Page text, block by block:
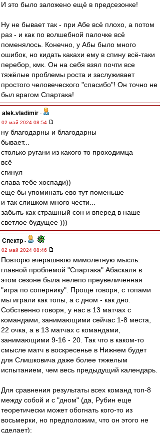
И это было заложено ещё в предсезонке!
Ну не бывает так - при Абе всё плохо, а потом
раз - и как по волшебной палочке всё
поменялось. Конечно, у Абы было много
ошибок, но кидать какахи ему в спину всё-таки
перебор, кмк. Он на себя взял почти все
тяжёлые проблемы роста и заслуживает
простого человеческого "спасибо"! Он точно не
был врагом Спартака!
alek.vladimir -
02 май 2024 08:54
ну благодарны и благодарны
бывает...
столько ругани из какого то проходимца
всё
сгинул
слава тебе хоспади))
еще бы упоминать ево тут поменьше
и так слишком много чести...
забыть как страшный сон и вперед в наше
светлое будущее )))
Спектр -
02 май 2024 08:46
Повторю вчерашнюю мимолетную мысль:
главной проблемой "Спартака" Абаскаля в
этом сезоне была нелепо преувеличенная
"игра по сопернику". Проще говоря, с топами
мы играли как топы, а с дном - как дно.
Собственно говоря, у нас в 13 матчах с
командами, занимающими сейчас 1-8 места,
22 очка, а в 13 матчах с командами,
занимающими 9-16 - 20. Так что в каком-то
смысле матч в воскресенье в Нижнем будет
для Слишковича даже более тяжелым
испытанием, чем весь предыдущий календарь.
Для сравнения результаты всех команд топ-8
между собой и с "дном" (да, Рубин еще
теоретически может обогнать кого-то из
восьмерки, но предположим, что он этого не
сделает):